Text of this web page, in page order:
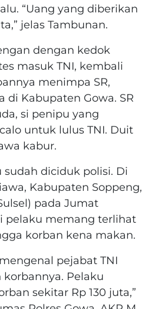
“Uang yang diberikan
jelas Tambunan.
dengan kedok
masuk TNI, kembali
menimpa SR,
di Kabupaten Gowa. SR
si penipu yang
untuk lulus TNI. Duit
kabur.
sudah diciduk polisi. Di
Kabupaten Soppeng,
pada Jumat
pelaku memang terlihat
korban kena makan.
pejabat TNI
Pelaku
sekitar Rp 130 juta,”